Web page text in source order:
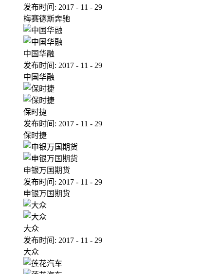
发布时间: 2017 - 11 - 29
梅赛德斯奔驰
中国华融
发布时间: 2017 - 11 - 29
中国华融
保时捷
发布时间: 2017 - 11 - 29
保时捷
申银万国期货
发布时间: 2017 - 11 - 29
申银万国期货
大众
发布时间: 2017 - 11 - 29
大众